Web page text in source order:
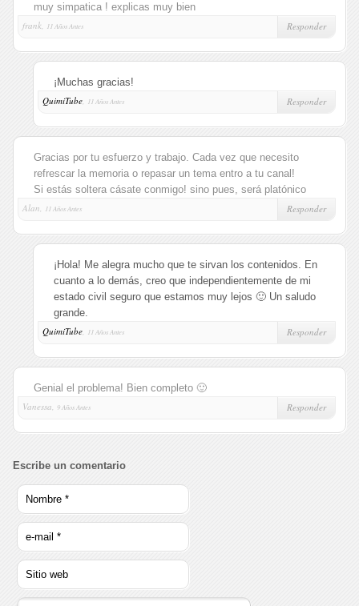
muy simpatica ! explicas muy bien
frank,
11 Años Antes Responder
¡Muchas gracias!
QuimiTube, 11 Años Antes Responder
Gracias por tu esfuerzo y trabajo. Cada vez que necesito
refrescar la memoria o repasar un tema entro a tu canal!
Si estás soltera cásate conmigo! sino pues, será platónico
Alan,
11 Años Antes Responder
¡Hola! Me alegra mucho que te sirvan los contenidos. En
cuanto a lo demás, creo que independientemente de mi
estado civil seguro que estamos muy lejos 🙂 Un saludo
grande.
QuimiTube, 11 Años Antes Responder
Genial el problema! Bien completo 🙂
Vanessa, 9 Años Antes Responder
Escribe un comentario